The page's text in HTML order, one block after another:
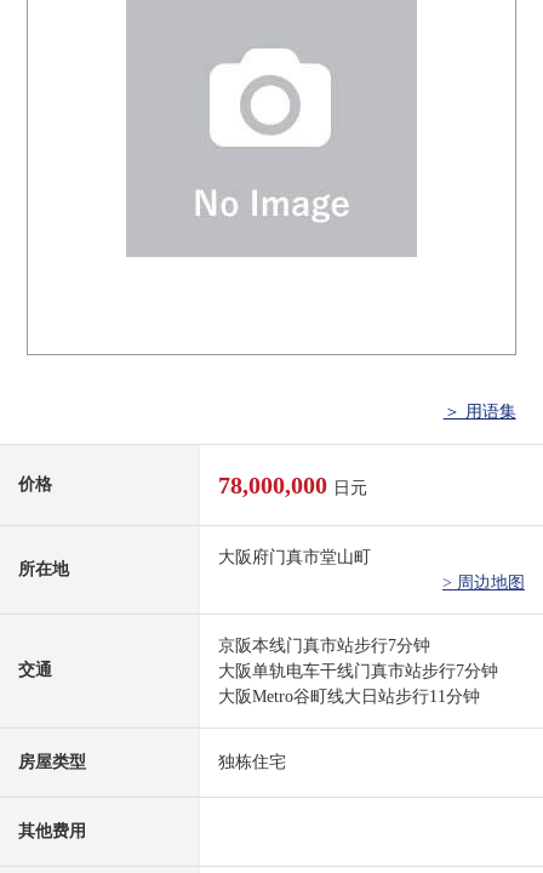
＞ 用语集
价格 78,000,000 日元
所在地
大阪府门真市堂山町
> 周边地图
交通
京阪本线门真市站步行7分钟
大阪单轨电车干线门真市站步行7分钟
大阪Metro谷町线大日站步行11分钟
房屋类型 独栋住宅
其他费用